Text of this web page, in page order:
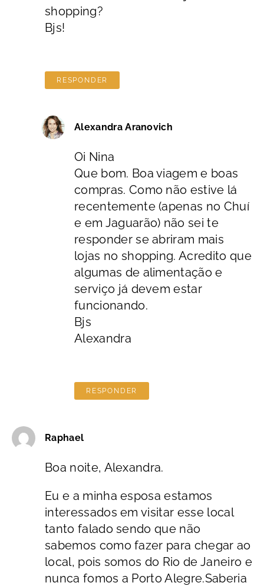
shopping?
Bjs!
RESPONDER
Alexandra Aranovich
Oi Nina
Que bom. Boa viagem e boas
compras. Como não estive lá
recentemente (apenas no Chuí
e em Jaguarão) não sei te
responder se abriram mais
lojas no shopping. Acredito que
algumas de alimentação e
serviço já devem estar
funcionando.
Bjs
Alexandra
RESPONDER
Raphael
Boa noite, Alexandra.
Eu e a minha esposa estamos
interessados em visitar esse local
tanto falado sendo que não
sabemos como fazer para chegar ao
local, pois somos do Rio de Janeiro e
nunca fomos a Porto Alegre.Saberia